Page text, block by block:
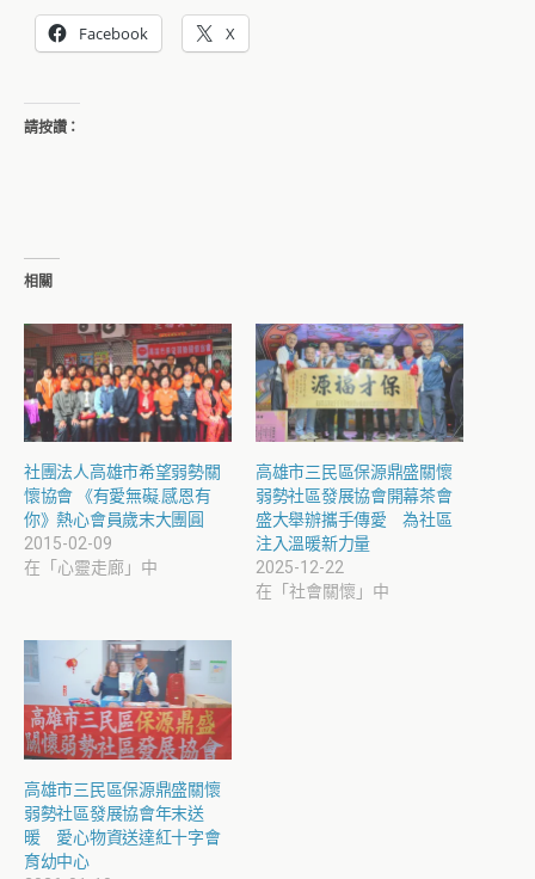
Facebook X
請按讚：
相關
社團法人高雄市希望弱勢關
懷協會 《有愛無礙.感恩有
你》熱心會員歲末大團圓
2015-02-09
在「心靈走廊」中
高雄市三民區保源鼎盛關懷
弱勢社區發展協會開幕茶會
盛大舉辦攜手傳愛 為社區
注入溫暖新力量
2025-12-22
在「社會關懷」中
高雄市三民區保源鼎盛關懷
弱勢社區發展協會年末送
暖 愛心物資送達紅十字會
育幼中心